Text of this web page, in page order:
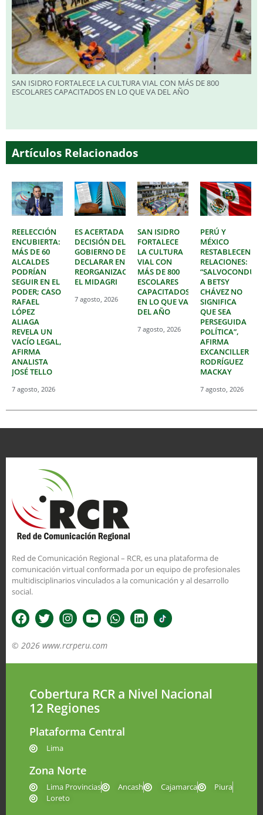
SAN ISIDRO FORTALECE LA CULTURA VIAL CON MÁS DE 800
ESCOLARES CAPACITADOS EN LO QUE VA DEL AÑO
Artículos Relacionados
REELECCIÓN
ENCUBIERTA:
MÁS DE 60
ALCALDES
PODRÍAN
SEGUIR EN EL
PODER; CASO
RAFAEL
LÓPEZ
ALIAGA
REVELA UN
VACÍO LEGAL,
AFIRMA
ANALISTA
JOSÉ TELLO
7 agosto, 2026
ES ACERTADA
DECISIÓN DEL
GOBIERNO DE
DECLARAR EN
REORGANIZACIÓN
EL MIDAGRI
7 agosto, 2026
SAN ISIDRO
FORTALECE
LA CULTURA
VIAL CON
MÁS DE 800
ESCOLARES
CAPACITADOS
EN LO QUE VA
DEL AÑO
7 agosto, 2026
PERÚ Y
MÉXICO
RESTABLECEN
RELACIONES:
A BETSY
CHÁVEZ NO
SIGNIFICA
QUE SEA
PERSEGUIDA
POLÍTICA”,
AFIRMA
EXCANCILLER
RODRÍGUEZ
MACKAY
7 agosto, 2026
Red de Comunicación Regional – RCR, es una plataforma de
comunicación virtual conformada por un equipo de profesionales
multidisciplinarios vinculados a la comunicación y al desarrollo
social.
© 2026 www.rcrperu.com
Cobertura RCR a Nivel Nacional
12 Regiones
Plataforma Central
Lima
Zona Norte
Lima Provincias Ancash Cajamarca
Piura
Loreto